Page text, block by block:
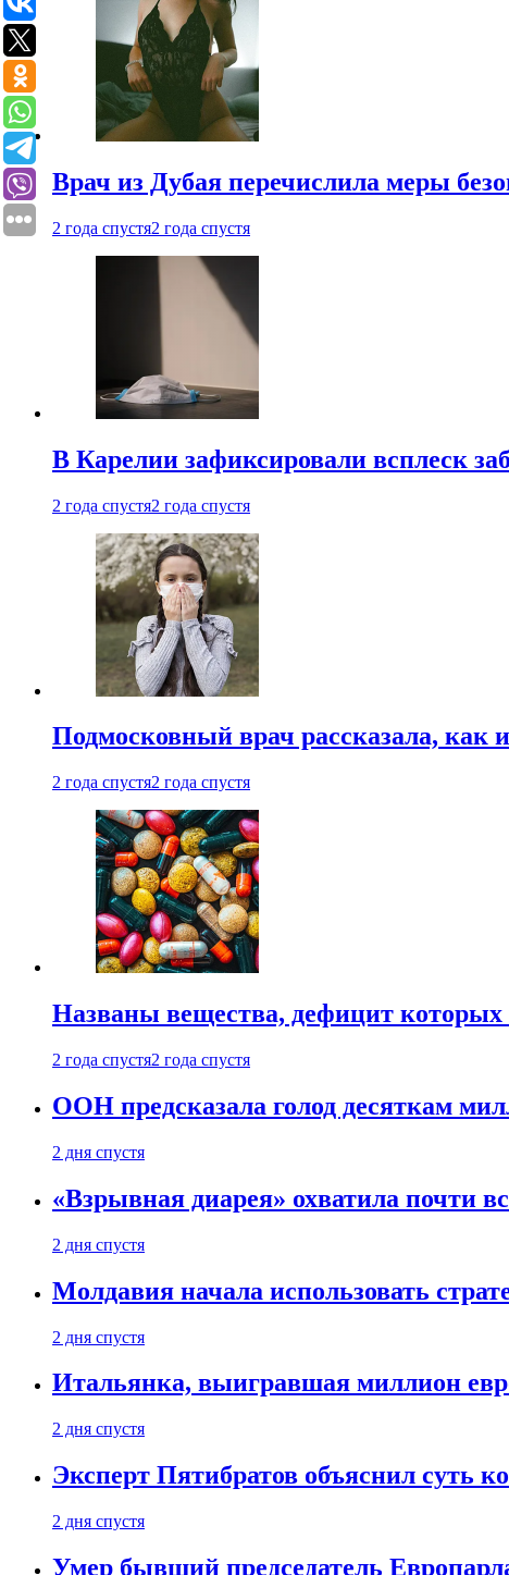
Врач из Дубая перечислила меры
2 года спустя2 года спустя
В Карелии зафиксировали всплеск
2 года спустя2 года спустя
Подмосковный врач рассказала, как
2 года спустя2 года спустя
Названы вещества, дефицит
2 года спустя2 года спустя
ООН предсказала голод десяткам
2 дня спустя
«Взрывная диарея» охватила почти
2 дня спустя
Молдавия начала использовать
2 дня спустя
Итальянка, выигравшая миллион
2 дня спустя
Эксперт Пятибратов объяснил суть
2 дня спустя
Умер бывший председатель